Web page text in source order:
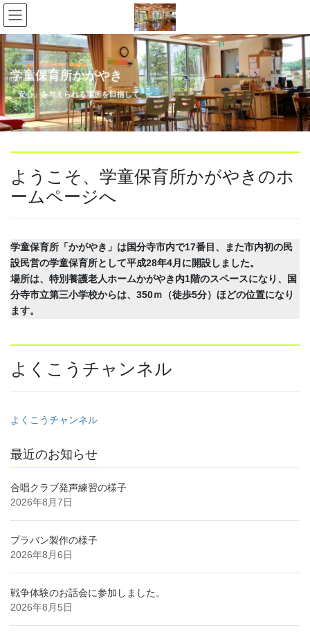
コ
ン
テ
ン
ツ
へ
ス
キ
ッ
ナ
ビ
ゲ
ー
シ
ョ
ン
に
移
学童保育所かがやき
「安心」を与えられる場所を目指して
ようこそ、学童保育所かがやきのホ
ームページへ
学童保育所「かがやき」は国分寺市内で17番目、また市内初の民
設民営の学童保育所として平成28年4月に開設しました。
場所は、特別養護老人ホームかがやき内1階のスペースになり、国
分寺市立第三小学校からは、350ｍ（徒歩5分）ほどの位置になり
ます。
よくこうチャンネル
よくこうチャンネル
最近のお知らせ
合唱クラブ発声練習の様子
2026年8月7日
プラバン製作の様子
2026年8月6日
戦争体験のお話会に参加しました。
2026年8月5日